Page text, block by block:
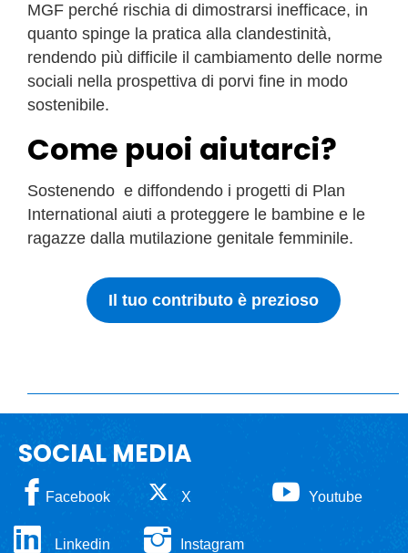
MGF perché rischia di dimostrarsi inefficace, in
quanto spinge la pratica alla clandestinità,
rendendo più difficile il cambiamento delle norme
sociali nella prospettiva di porvi fine in modo
sostenibile.
Come puoi aiutarci?
Sostenendo e diffondendo i progetti di Plan
International aiuti a proteggere le bambine e le
ragazze dalla mutilazione genitale femminile.
Il tuo contributo è prezioso
SOCIAL MEDIA
Facebook X Youtube
Linkedin Instagram